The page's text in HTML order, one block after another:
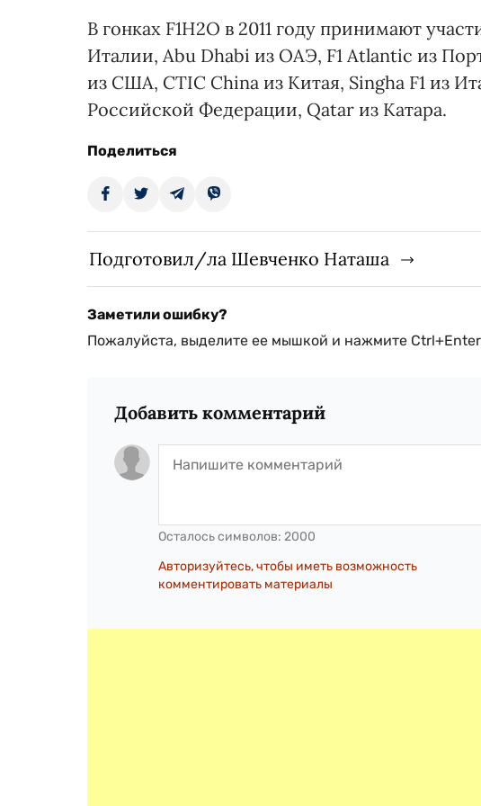
В гонках F1H2O в 2011 году принимают
Италии, Abu Dhabi из ОАЭ, F1 Atlantic из
из США, CTIC China из Китая, Singha F1 из
Российской Федерации, Qatar из Катара.
Поделиться
Подготовил/ла Шевченко Наташа
Заметили ошибку?
Пожалуйста, выделите ее мышкой и нажмите
Добавить комментарий
Осталось символов: 2000
Авторизуйтесь, чтобы иметь возможность
комментировать материалы